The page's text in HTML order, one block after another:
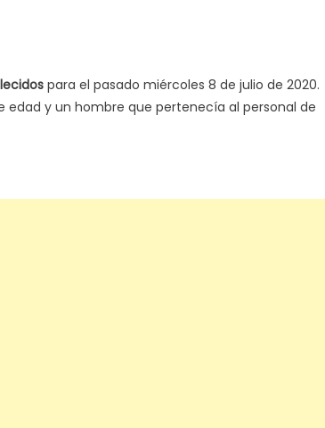
para el pasado miércoles 8 de julio de 2020.
edad y un hombre que pertenecía al personal de